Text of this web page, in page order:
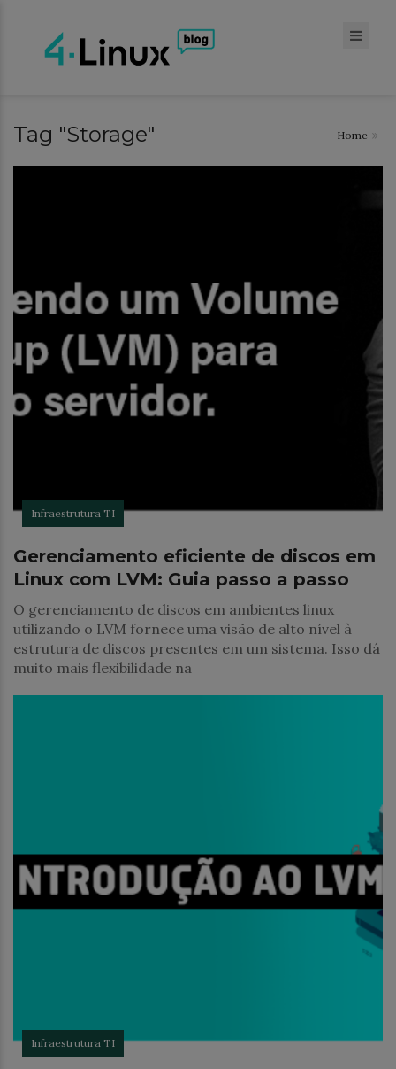
Tag "Storage" Home
Infraestrutura TI
Gerenciamento eficiente de discos em
Linux com LVM: Guia passo a passo
O gerenciamento de discos em ambientes linux
utilizando o LVM fornece uma visão de alto nível à
estrutura de discos presentes em um sistema. Isso dá
muito mais flexibilidade na
Infraestrutura TI